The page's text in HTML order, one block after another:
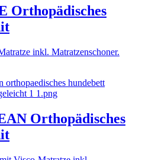
Orthopädisches
inkl. Matratzenschoner.
Orthopädisches